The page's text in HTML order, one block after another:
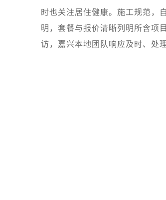
时也关注居住健康。施工规范，
明，套餐与报价清晰列明所含项
访，嘉兴本地团队响应及时、处